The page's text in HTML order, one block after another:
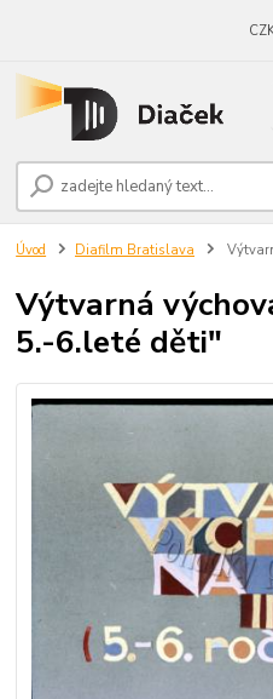
Úvod Diafilm Bratislava
Výtvarná
5.-6.leté děti"